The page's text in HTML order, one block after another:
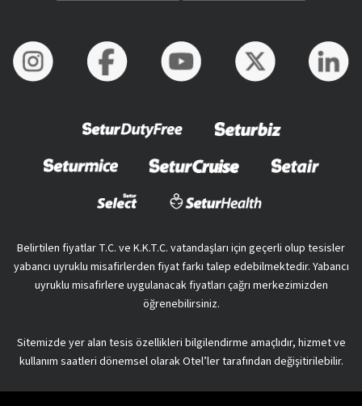
Belirtilen fiyatlar T.C. ve K.K.T.C. vatandaşları için geçerli olup tesisler
yabancı uyruklu misafirlerden fiyat farkı talep edebilmektedir. Yabancı
uyruklu misafirlere uygulanacak fiyatları çağrı merkezimizden
öğrenebilirsiniz.
Sitemizde yer alan tesis özellikleri bilgilendirme amaçlıdır, hizmet ve
kullanım saatleri dönemsel olarak Otel’ler tarafından değişitirilebilir.